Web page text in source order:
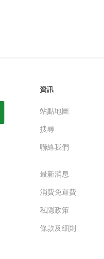
資訊
站點地圖
搜尋
聯絡我們
最新消息
消費免運費
私隱政策
條款及細則